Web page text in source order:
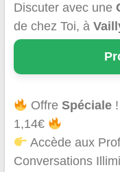
Discuter avec une
de chez Toi, à
OffreSpéciale
1,14€
Accède aux
Conversations